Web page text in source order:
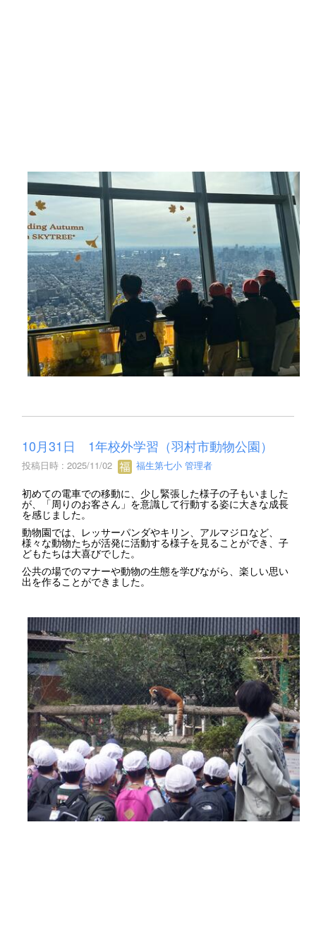
10月31日 1年校外学習（羽村市動物公園）
投稿日時 : 2025/11/02 福生第七小 管理者
初めての電車での移動に、少し緊張した様子の子もいました
が、「周りのお客さん」を意識して行動する姿に大きな成長
を感じました。
動物園では、レッサーパンダやキリン、アルマジロなど、
様々な動物たちが活発に活動する様子を見ることができ、子
どもたちは大喜びでした。
公共の場でのマナーや動物の生態を学びながら、楽しい思い
出を作ることができました。